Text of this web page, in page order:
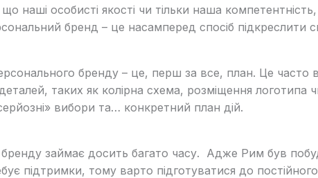
наші особисті якості чи тільки наша
бренд – це насамперед спосіб підкреслити
бренду – це, перш за все, план. Це часто
таких як колірна схема, розміщення логотипа
вибори та… конкретний план дій.
займає досить багато часу. Адже Рим був
підтримки, тому варто підготуватися до